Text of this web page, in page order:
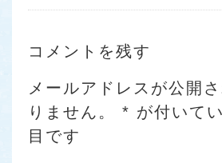
コメントを残す
メールアドレスが公開
りません。
* が付いて
目です